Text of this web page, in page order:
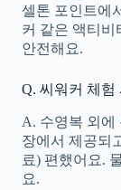
셀톤 포인트에
커 같은 액티비
안전해요.
Q. 씨워커 체험
A. 수영복 외에
장에서 제공되
료) 편했어요.
요.